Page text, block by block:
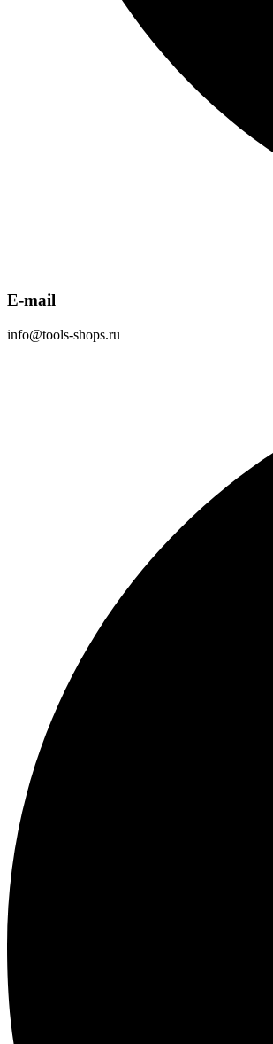
E-mail
info@tools-shops.ru